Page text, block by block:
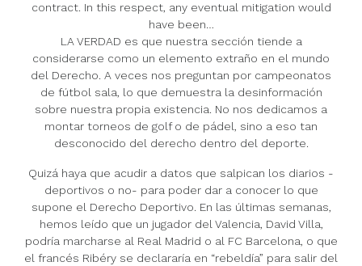
contract. In this respect, any eventual mitigation would
have been…
LA VERDAD es que nuestra sección tiende a
considerarse como un elemento extraño en el mundo
del Derecho. A veces nos preguntan por campeonatos
de fútbol sala, lo que demuestra la desinformación
sobre nuestra propia existencia. No nos dedicamos a
montar torneos de golf o de pádel, sino a eso tan
desconocido del derecho dentro del deporte.
Quizá haya que acudir a datos que salpican los diarios -
deportivos o no- para poder dar a conocer lo que
supone el Derecho Deportivo. En las últimas semanas,
hemos leído que un jugador del Valencia, David Villa,
podría marcharse al Real Madrid o al FC Barcelona, o que
el francés Ribéry se declararía en “rebeldía” para salir del